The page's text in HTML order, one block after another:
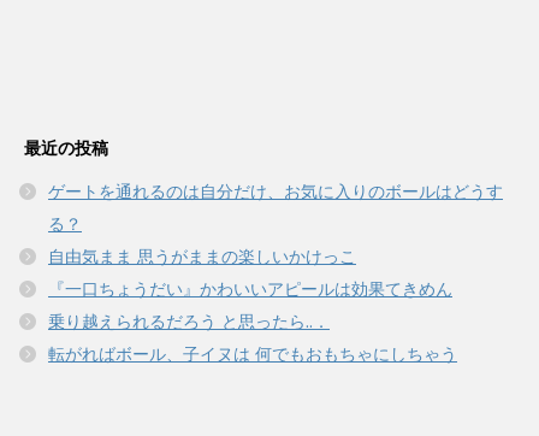
最近の投稿
ゲートを通れるのは自分だけ、お気に入りのボールはどうす
る？
自由気まま 思うがままの楽しいかけっこ
『一口ちょうだい』かわいいアピールは効果てきめん
乗り越えられるだろう と思ったら..．
転がればボール、子イヌは 何でもおもちゃにしちゃう